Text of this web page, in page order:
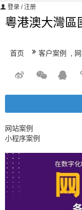
登录 / 注册
粵港澳大灣區
首页 客户案例
网站案例
小程序案例